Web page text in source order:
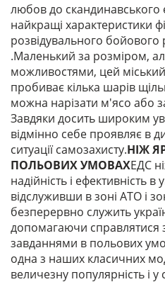
любов до скандинавського
найкращі характеристики
розвідувального бойового
.Маленький за розміром,
можливостями, цей
пробиває кілька шарів
можна нарізати м'ясо або
Завдяки досить широким
відмінно себе проявляє в
ситуації самозахисту.НІЖ
ПОЛЬОВИХ УМОВАХЕДС
надійність і ефективність
відслуживши в зоні АТО і
безперервно служить
допомагаючи справлятися
завданнями в польових
одна з наших класичних
величезну популярність і